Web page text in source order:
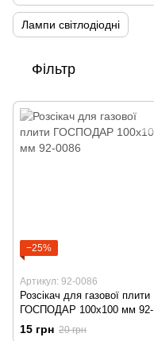
Лампи світлодіодні
Фільтр
−25%
Артикул: 92-0086
Розсікач для газової плити
ГОСПОДАР 100х100 мм 92-
0086
15 грн 20 грн